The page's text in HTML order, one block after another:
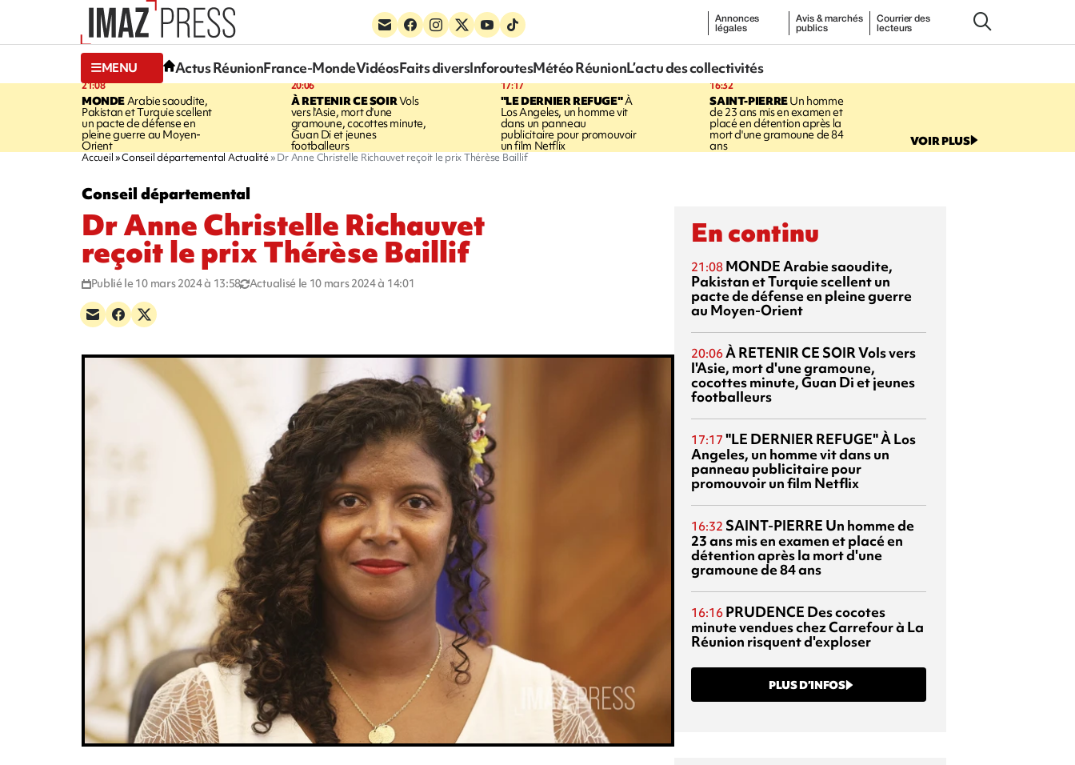
Annonces
légales
Avis & marchés
publics
Courrier des
lecteurs
MENU Actus RéunionFrance-MondeVidéosFaits diversInforoutesMétéo RéunionL’actu des collectivités
21:08
MONDE Arabie saoudite,
Pakistan et Turquie scellent
un pacte de défense en
pleine guerre au Moyen-
Orient
20:06
À RETENIR CE SOIRVols
vers l'Asie, mort d'une
gramoune, cocottes minute,
Guan Di et jeunes
footballeurs
17:17
"LE DERNIER REFUGE"À
Los Angeles, un homme vit
dans un panneau
publicitaire pour promouvoir
un film Netflix
16:32
SAINT-PIERREUn homme
de 23 ans mis en examen et
placé en détention après la
mort d'une gramoune de 84
ans VOIR PLUS
Accueil Conseil départemental Actualité Dr Anne Christelle Richauvet reçoit le prix Thérèse Baillif
Conseil départemental
Dr Anne Christelle Richauvet
reçoit le prix Thérèse Baillif
Publié le 10 mars 2024 à 13:58 Actualisé le 10 mars 2024 à 14:01
En continu
21:08 MONDEArabie saoudite,
Pakistan et Turquie scellent un
pacte de défense en pleine guerre
au Moyen-Orient
20:06À RETENIR CE SOIRVols vers
l'Asie, mort d'une gramoune,
cocottes minute, Guan Di et jeunes
footballeurs
17:17 "LE DERNIER REFUGE"À Los
Angeles, un homme vit dans un
panneau publicitaire pour
promouvoir un film Netflix
16:32 SAINT-PIERRE Un homme de
23 ans mis en examen et placé en
détention après la mort d'une
gramoune de 84 ans
16:16 PRUDENCE Des cocotes
minute vendues chez Carrefour à La
Réunion risquent d'exploser
PLUS D’INFOS